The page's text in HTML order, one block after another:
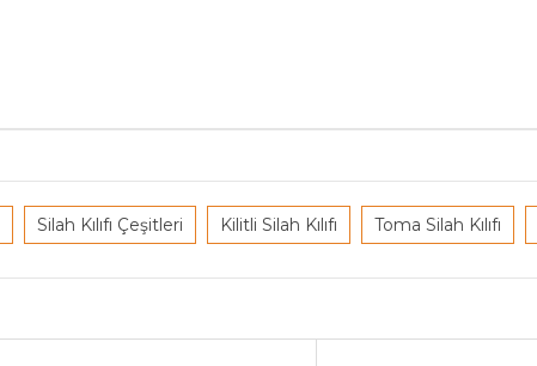
Silah Kılıfı Çeşitleri Kilitli Silah Kılıfı Toma Silah Kılıfı